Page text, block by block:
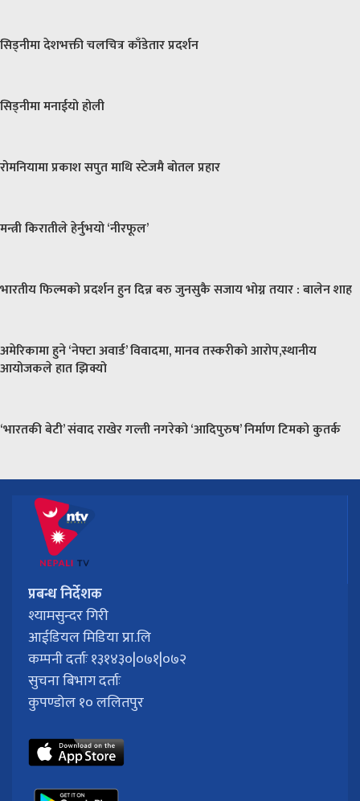
सिड्नीमा देशभक्ती चलचित्र काँडेतार प्रदर्शन
सिड्नीमा मनाईयो होली
रोमनियामा प्रकाश सपुत माथि स्टेजमै बोतल प्रहार
मन्त्री किरातीले हेर्नुभयो ‘नीरफूल’
भारतीय फिल्मको प्रदर्शन हुन दिन्न बरु जुनसुकै सजाय भोग्न तयार : बालेन शाह
अमेरिकामा हुने ‘नेफ्टा अवार्ड’ विवादमा, मानव तस्करीको आरोप,स्थानीय
आयोजकले हात झिक्यो
‘भारतकी बेटी’ संवाद राखेर गल्ती नगरेको ‘आदिपुरुष’ निर्माण टिमको कुतर्क
प्रबन्ध निर्देशक
श्यामसुन्दर गिरी
आईडियल मिडिया प्रा.लि
कम्पनी दर्ताः १३१४३०|०७१|०७२
सुचना बिभाग दर्ताः
कुपण्डोल १० ललितपुर